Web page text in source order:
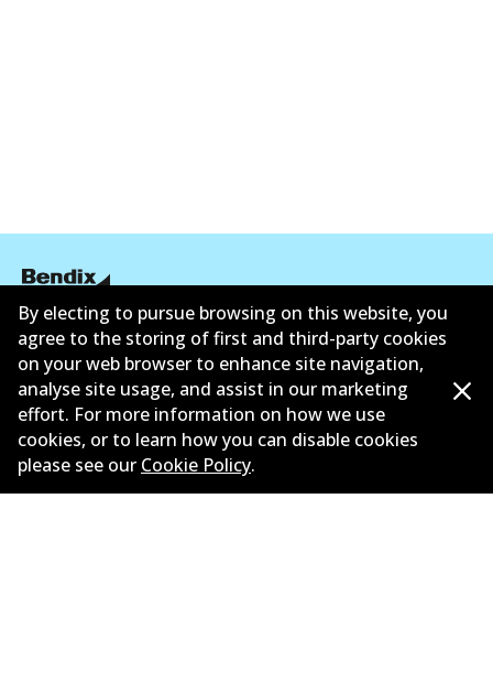
ข้อมูลบริษัท
ซัพพลายเออร์
ติดต่อ
นโยบายความเป็นส่วนตัว
By electing to pursue browsing on this website, you
agree to the storing of first and third-party cookies
on your web browser to enhance site navigation,
analyse site usage, and assist in our marketing
effort. For more information on how we use
cookies, or to learn how you can disable cookies
please see our Cookie Policy.